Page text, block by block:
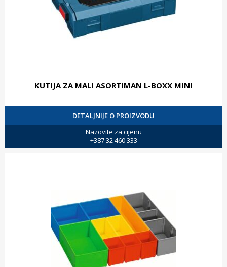
KUTIJA ZA MALI ASORTIMAN L-BOXX MINI
DETALJNIJE O PROIZVODU
Nazovite za cijenu
+387 32 460 333